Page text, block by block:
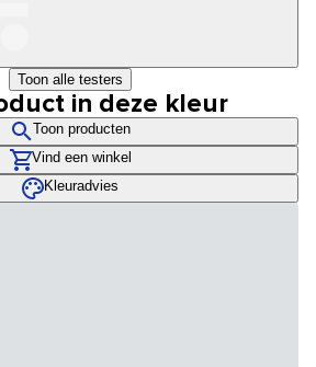
Toon alle testers
in deze kleur
Toon producten
Vind een winkel
Kleuradvies